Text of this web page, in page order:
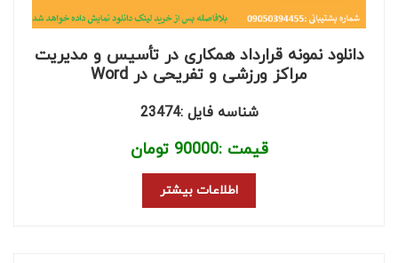
دانلود نمونه قرارداد همکاری در تأسیس و مدیریت
مراکز ورزشی و تفریحی در Word
شناسه فایل :23474
قیمت :90000 تومان
اطلاعات بیشتر